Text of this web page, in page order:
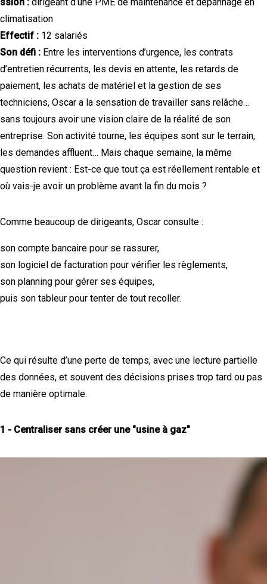
ssion : dirigeant d’une PME de maintenance et dépannage en
climatisation
Effectif : 12 salariés
Son défi : Entre les interventions d’urgence, les contrats
d’entretien récurrents, les devis en attente, les retards de
paiement, les achats de matériel et la gestion de ses
techniciens, Oscar a la sensation de travailler sans relâche…
sans toujours avoir une vision claire de la réalité de son
entreprise. Son activité tourne, les équipes sont sur le terrain,
les demandes affluent… Mais chaque semaine, la même
question revient : Est-ce que tout ça est réellement rentable et
où vais-je avoir un problème avant la fin du mois ?
Comme beaucoup de dirigeants, Oscar consulte :
son compte bancaire pour se rassurer,
son logiciel de facturation pour vérifier les règlements,
son planning pour gérer ses équipes,
puis son tableur pour tenter de tout recoller.
Ce qui résulte d’une perte de temps, avec une lecture partielle
des données, et souvent des décisions prises trop tard ou pas
de manière optimale.
1 - Centraliser sans créer une "usine à gaz"